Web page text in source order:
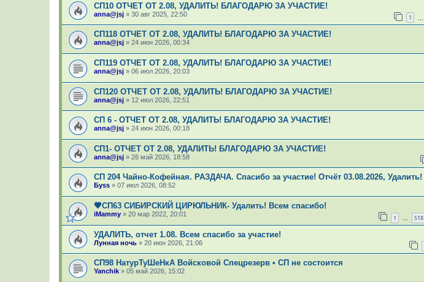
СП10 ОТЧЕТ ОТ 2.08, УДАЛИТЬ! БЛАГОДАРЮ ЗА УЧАСТИЕ!
anna@jsj » 30 авг 2025, 22:50 1
СП118 ОТЧЕТ ОТ 2.08, УДАЛИТЬ! БЛАГОДАРЮ ЗА УЧАСТИЕ!
anna@jsj » 24 июн 2026, 00:34
СП119 ОТЧЕТ ОТ 2.08, УДАЛИТЬ! БЛАГОДАРЮ ЗА УЧАСТИЕ!
anna@jsj » 06 июл 2026, 20:03
СП120 ОТЧЕТ ОТ 2.08, УДАЛИТЬ! БЛАГОДАРЮ ЗА УЧАСТИЕ!
anna@jsj » 12 июл 2026, 22:51
СП 6 - ОТЧЕТ ОТ 2.08, УДАЛИТЬ! БЛАГОДАРЮ ЗА УЧАСТИЕ!
anna@jsj » 24 июн 2026, 00:18
СП1- ОТЧЕТ ОТ 2.08, УДАЛИТЬ! БЛАГОДАРЮ ЗА УЧАСТИЕ!
anna@jsj » 26 май 2026, 18:58
СП 204 Чайно-Кофейная. РАЗДАЧА. Спасибо за участие! Отчёт 03.08.2026, Удалить!
Буss » 07 июл 2026, 08:52
🤎СП63 СИБИРСКИЙ ЦИРЮЛЬНИК- Удалить! Всем спасибо!
iMammy » 20 мар 2022, 20:01 1 … 518
УДАЛИТЬ, отчет 1.08. Всем спасибо за участие!
Лунная ночь » 20 июн 2026, 21:06
СП98 НатурТуШеНкА Войсковой Спецрезерв • СП не состоится
Yanchik » 05 май 2026, 15:02